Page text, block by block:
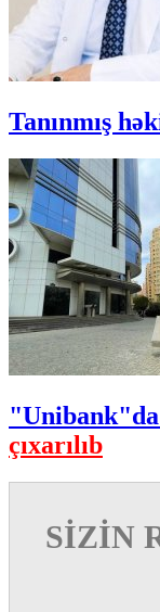
Tanınmış
çıxarılıb
SİZİN